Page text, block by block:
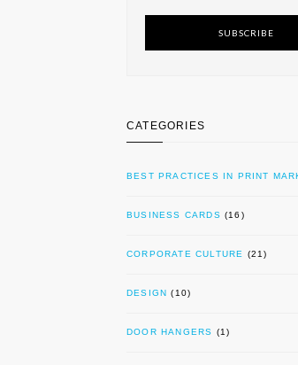
SUBSCRIBE
CATEGORIES
BEST PRACTICES IN PRINT
BUSINESS CARDS (16)
CORPORATE CULTURE (21)
DESIGN (10)
DOOR HANGERS (1)